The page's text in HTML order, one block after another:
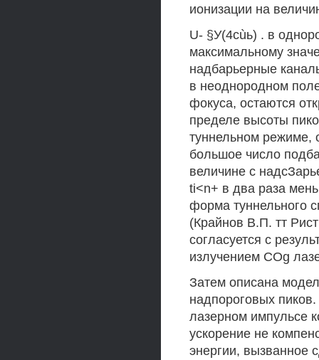
ионизации на
U- §У(4cùь) . в
максимальному
надбарьерные
в неоднородном
фокуса, остаются
пределе высоты
туннельном режиме,
большое число
величине с
ti<n+ в два раза
форма туннельного
(Крайнов В.П. тт
согласуется с
излучением COg
Затем описана
надпороговых
лазерном импульсе
ускорение не
энергии, вызванное